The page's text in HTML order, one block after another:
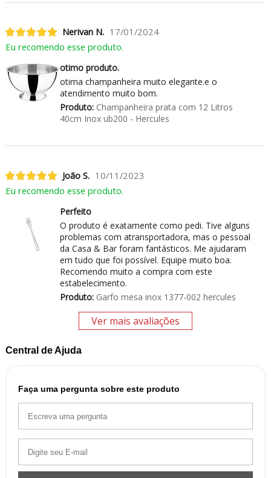
Nerivan N. 17/01/2024
Eu recomendo esse produto.
otimo produto.
otima champanheira muito elegante.e o
atendimento muito bom.
Produto:Champanheira prata com 12 Litros
40cm Inox ub200 - Hercules
João S. 10/11/2023
Eu recomendo esse produto.
Perfeito
O produto é exatamente como pedi. Tive alguns
problemas com atransportadora, mas o pessoal
da Casa & Bar foram fantásticos. Me ajudaram
em tudo que foi possível. Equipe muito boa.
Recomendo muito a compra com este
estabelecimento.
Produto:Garfo mesa inox 1377-002 hercules
Ver mais avaliações
Central de Ajuda
Faça uma pergunta sobre este produto